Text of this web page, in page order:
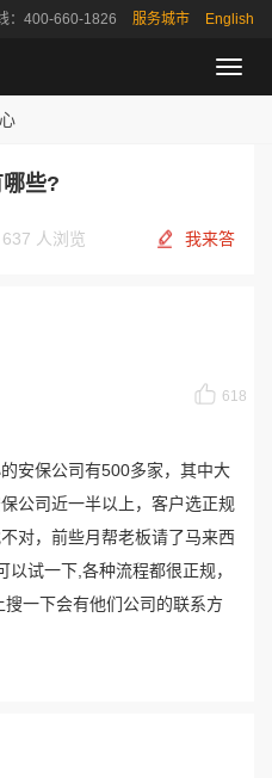
：400-660-1826 服务城市 English
导
航
些?
637 人浏览 我来答
618
安保公司有500多家，其中大
公司近一半以上，客户选正规
对，前些月帮老板请了马来西
试一下,各种流程都很正规，
一下会有他们公司的联系方